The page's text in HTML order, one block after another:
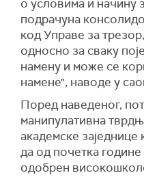
о условима и начину
подрачуна
код Управе за
односно за сваку
намену и може се
намене", наводе у
Поред наведеног,
манипулативна
академске заједнице
да од почетка године
одобрен